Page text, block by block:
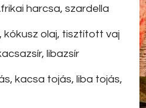
harcsa, szardella
kókusz olaj, tisztított vaj
libazsír
kacsa tojás, liba tojás,